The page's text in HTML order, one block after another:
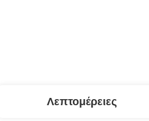
Λεπτομέρειες